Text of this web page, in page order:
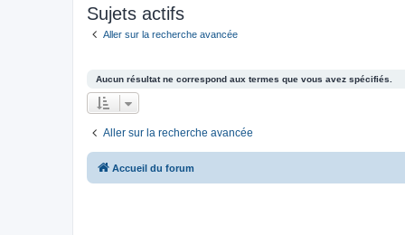
Sujets actifs
Aller sur la recherche avancée
Aucun résultat ne correspond aux termes que vous avez spécifiés.
Aller sur la recherche avancée
Accueil du forum